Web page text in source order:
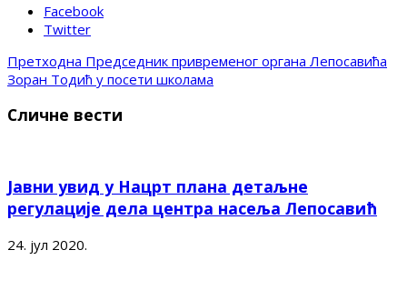
Facebook
Twitter
Претходна Председник привременог органа Лепосавића
Зоран Тодић у посети школама
Сличне вести
Јавни увид у Нацрт плана детаљне
регулације дела центра насеља Лепосавић
24. јул 2020.